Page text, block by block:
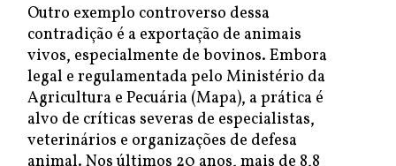
Outro exemplo controverso dessa
contradição é a exportação de animais
vivos, especialmente de bovinos. Embora
legal e regulamentada pelo Ministério da
Agricultura e Pecuária (Mapa), a prática é
alvo de críticas severas de especialistas,
veterinários e organizações de defesa